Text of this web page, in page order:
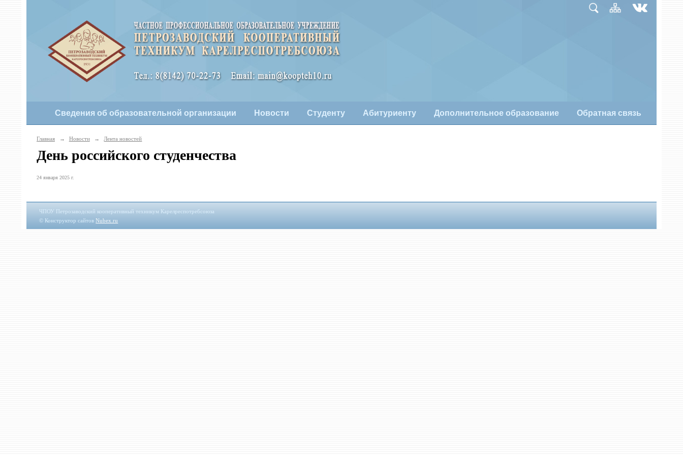
Сведения об образовательной организации Новости Студенту Абитуриенту Дополнительное образование Обратная связь
Главная → Новости → Лента новостей
День российского студенчества
24 января 2025 г.
ЧПОУ Петрозаводский кооперативный техникум Карелреспотребсоюза
© Конструктор сайтовNubex.ru